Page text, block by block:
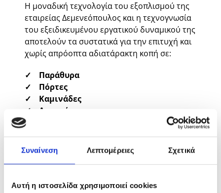
Συναίνεση Λεπτομέρειες Σχετικά
Αυτή η ιστοσελίδα χρησιμοποιεί cookies
Η μοναδική τεχνολογία του εξοπλισμού της
εταιρείας Δεμενεόπουλος και η τεχνογνωσία
του εξειδικευμένου εργατικού δυναμικού της
αποτελούν τα συστατικά για την επιτυχή και
χωρίς απρόοπτα αδιατάρακτη κοπή σε:
✓ Παράθυρα
✓ Πόρτες
✓ Καμινάδες
✓ Ασανσέρ
✓ Εξαερισμούς
✓ Αφαίρεση εσωτερικής και εξωτερικής
σκάλας
✓​​​​​​​ Χάραξη και κοπή δρόμου